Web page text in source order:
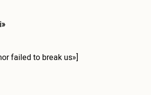
failed to break us»]